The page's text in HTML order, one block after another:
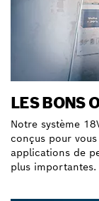
LES BONS
Notre système
conçus pour
applications de
plus importantes.